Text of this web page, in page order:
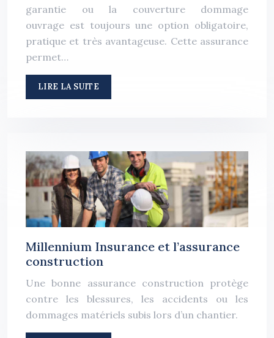
garantie ou la couverture dommage
ouvrage est toujours une option obligatoire,
pratique et très avantageuse. Cette assurance
permet…
LIRE LA SUITE
Millennium Insurance et l’assurance
construction
Une bonne assurance construction protège
contre les blessures, les accidents ou les
dommages matériels subis lors d’un chantier.